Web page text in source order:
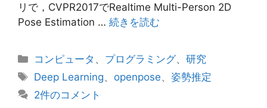
リで，CVPR2017でRealtime Multi-Person 2D
Pose Estimation … 続きを読む
カ
テ
リ
コンピュータ 、 プログラミング、研究
タ
グ
Deep Learning、 openpose、姿勢推定
2件のコメント